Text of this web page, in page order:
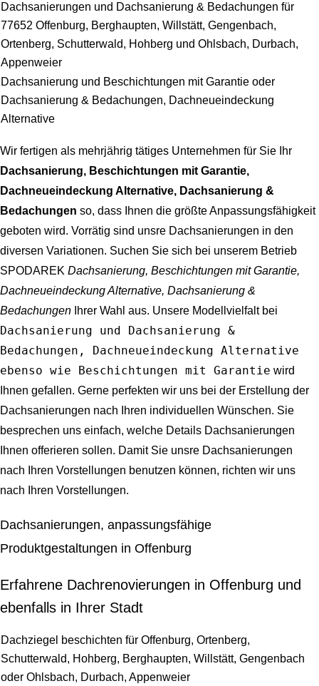
Dachsanierungen und Dachsanierung & Bedachungen für
77652 Offenburg, Berghaupten, Willstätt, Gengenbach,
Ortenberg, Schutterwald, Hohberg und Ohlsbach, Durbach,
Appenweier
Dachsanierung und Beschichtungen mit Garantie oder
Dachsanierung & Bedachungen, Dachneueindeckung
Alternative
Wir fertigen als mehrjährig tätiges Unternehmen für Sie Ihr
Dachsanierung, Beschichtungen mit Garantie,
Dachneueindeckung Alternative, Dachsanierung &
Bedachungen so, dass Ihnen die größte Anpassungsfähigkeit
geboten wird. Vorrätig sind unsre Dachsanierungen in den
diversen Variationen. Suchen Sie sich bei unserem Betrieb
SPODAREK Dachsanierung, Beschichtungen mit Garantie,
Dachneueindeckung Alternative, Dachsanierung &
Bedachungen Ihrer Wahl aus. Unsere Modellvielfalt bei
Dachsanierung und Dachsanierung &
Bedachungen, Dachneueindeckung Alternative
ebenso wie Beschichtungen mit Garantie wird
Ihnen gefallen. Gerne perfekten wir uns bei der Erstellung der
Dachsanierungen nach Ihren individuellen Wünschen. Sie
besprechen uns einfach, welche Details Dachsanierungen
Ihnen offerieren sollen. Damit Sie unsre Dachsanierungen
nach Ihren Vorstellungen benutzen können, richten wir uns
nach Ihren Vorstellungen.
Dachsanierungen, anpassungsfähige
Produktgestaltungen in Offenburg
Erfahrene Dachrenovierungen in Offenburg und
ebenfalls in Ihrer Stadt
Dachziegel beschichten für Offenburg, Ortenberg,
Schutterwald, Hohberg, Berghaupten, Willstätt, Gengenbach
oder Ohlsbach, Durbach, Appenweier